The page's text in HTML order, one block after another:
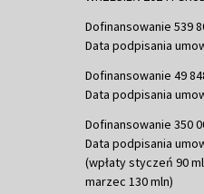
Dofinansowanie 539
Data podpisania
Dofinansowanie 49
Data podpisania
Dofinansowanie 350
Data podpisania
(wpłaty styczeń 90
marzec 130 mln)